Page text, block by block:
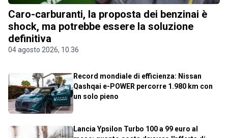
Caro-carburanti, la proposta dei benzinai è
shock, ma potrebbe essere la soluzione
definitiva
04 agosto 2026, 10.36
Record mondiale di efficienza: Nissan
Qashqai e-POWER percorre 1.980 km con
un solo pieno
Lancia Ypsilon Turbo 100 a 99 euro al